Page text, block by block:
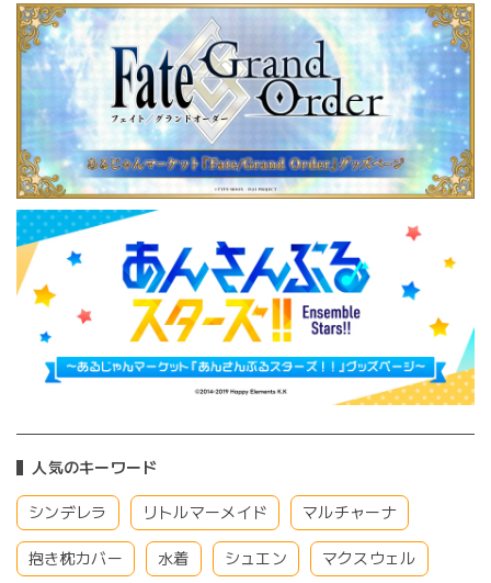
人気のキーワード
シンデレラ リトルマーメイド マルチャーナ
抱き枕カバー 水着 シュエン マクスウェル